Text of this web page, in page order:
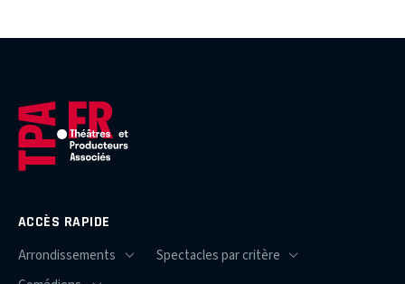
ACCÈS RAPIDE